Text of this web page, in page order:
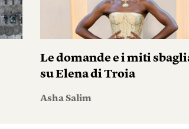
Le domande e i miti
su Elena di Troia
Asha Salim